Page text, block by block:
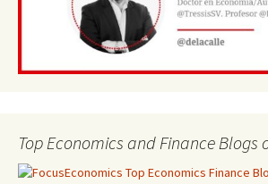
Top Economics and Finance Blogs